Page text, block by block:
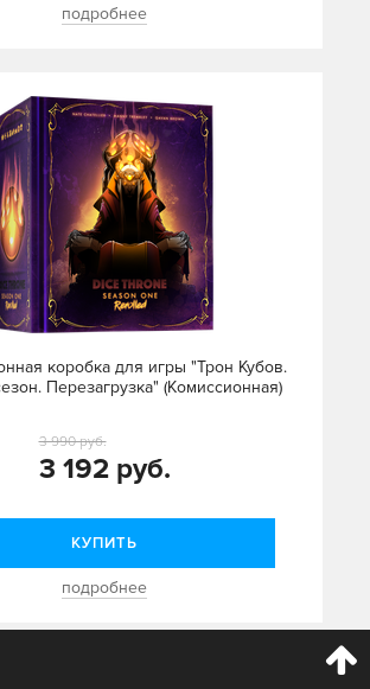
подробнее
коробка для игры "Трон Кубов.
Перезагрузка" (Комиссионная)
3 192 руб.
3 990 руб.
КУПИТЬ
подробнее